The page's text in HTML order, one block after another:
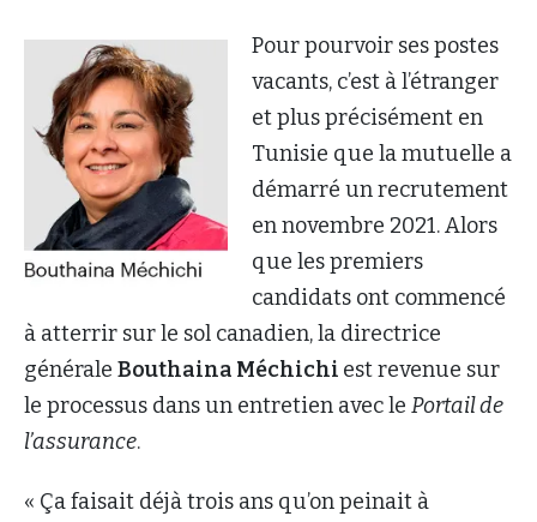
Pour pourvoir ses postes
vacants, c’est à l’étranger
et plus précisément en
Tunisie que la mutuelle a
démarré un recrutement
en novembre 2021. Alors
que les premiers
candidats ont commencé
à atterrir sur le sol canadien, la directrice
générale Bouthaina Méchichi est revenue sur
le processus dans un entretien avec le Portail de
l’assurance.
« Ça faisait déjà trois ans qu’on peinait à